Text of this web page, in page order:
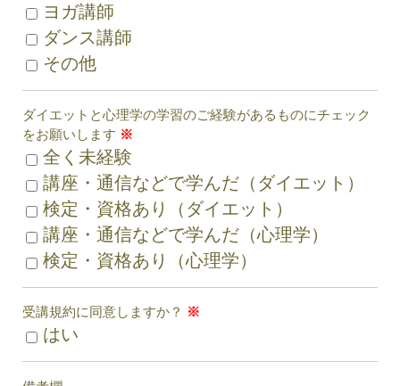
ヨガ講師
ダンス講師
その他
ダイエットと心理学の学習のご経験があるものにチェック
をお願いします ※
全く未経験
講座・通信などで学んだ（ダイエット）
検定・資格あり（ダイエット）
講座・通信などで学んだ（心理学）
検定・資格あり（心理学）
受講規約に同意しますか？ ※
はい